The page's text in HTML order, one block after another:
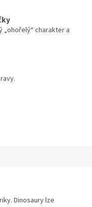
„ohořelý“ charakter a
Dinosaury lze